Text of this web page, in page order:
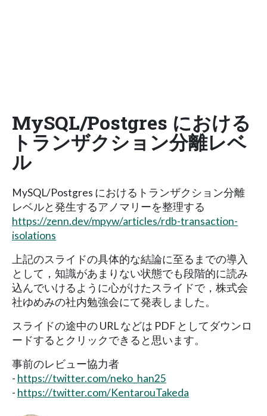
MySQL/Postgres における
トランザクション分離レベ
ル
MySQL/Postgres におけるトランザクション分離
レベルと発生するアノマリーを整理する
https://zenn.dev/mpyw/articles/rdb-transaction-
isolations
上記のスライドの具体的な結論に至るまでの導入
として，知識があまりない状態でも段階的に読み
込んでいけるように心がけたスライドで，株式会
社ゆめみの社内勉強会にて発表しました。
スライドの途中の URL などは PDF としてダウンロ
ードするとクリックできると思います。
事前のレビュー協力者
- https://twitter.com/neko_han25
- https://twitter.com/KentarouTakeda